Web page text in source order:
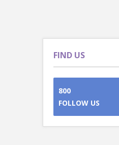
FIND US
800
FOLLOW US